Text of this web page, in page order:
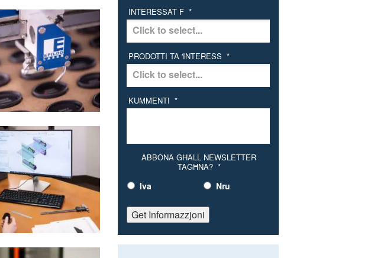
INTERESSAT F *
PRODOTTI TA 'INTERESS *
KUMMENTI *
ABBONA GĦALL NEWSLETTER
TAGĦNA? *
Iva Nru
Get Informazzjoni